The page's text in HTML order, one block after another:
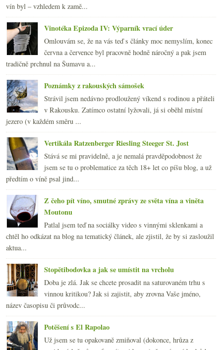
vín byl – vzhledem k zamě...
Vinotéka Epizoda IV: Výparník vrací úder
Omlouvám se, že na vás teď s články moc nemyslím, konec
června a července byl pracovně hodně náročný a pak jsem
tradičně prchnul na Šumavu a...
Poznámky z rakouských sámošek
Strávil jsem nedávno prodloužený víkend s rodinou a přáteli
v Rakousku. Zatímco ostatní lyžovali, já si oběhl místní
jezero (v každém směru ...
Vertikála Ratzenberger Riesling Steeger St. Jost
Stává se mi pravidelně, a je nemalá pravděpodobnost že
jsem se tu o problematice za těch 18+ let co píšu blog, a už
předtím o víně psal jind...
Z čeho pít víno, smutné zprávy ze světa vína a viněta
Moutonu
Patlal jsem teď na sociálky video s vinnými sklenkami a
chtěl ho odkázat na blog na tematický článek, ale zjistil, že by si zasloužil
aktua...
Stopětibodovka a jak se umístit na vrcholu
Doba je zlá. Jak se chcete prosadit na saturovaném trhu s
vinnou kritikou? Jak si zajistit, aby zrovna Vaše jméno,
název časopisu či průvodc...
Potěšení s El Rapolao
Už jsem se tu opakovaně zmiňoval (dokonce, hrůza z